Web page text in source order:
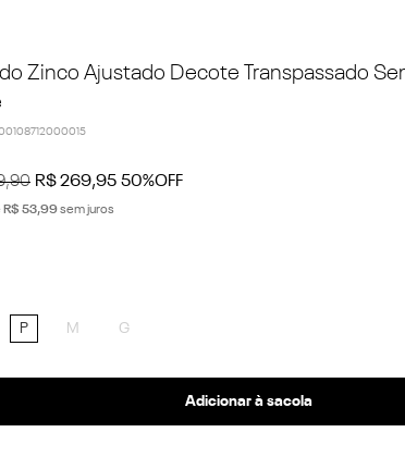
Zinco Ajustado Decote Transpassado
,90 R$269,95 50%OFF
R$ 53,99sem juros
P M G
Adicionar à sacola